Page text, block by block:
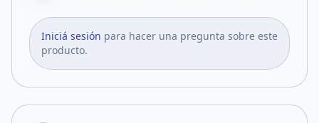
Iniciá sesión para hacer una pregunta sobre este
producto.